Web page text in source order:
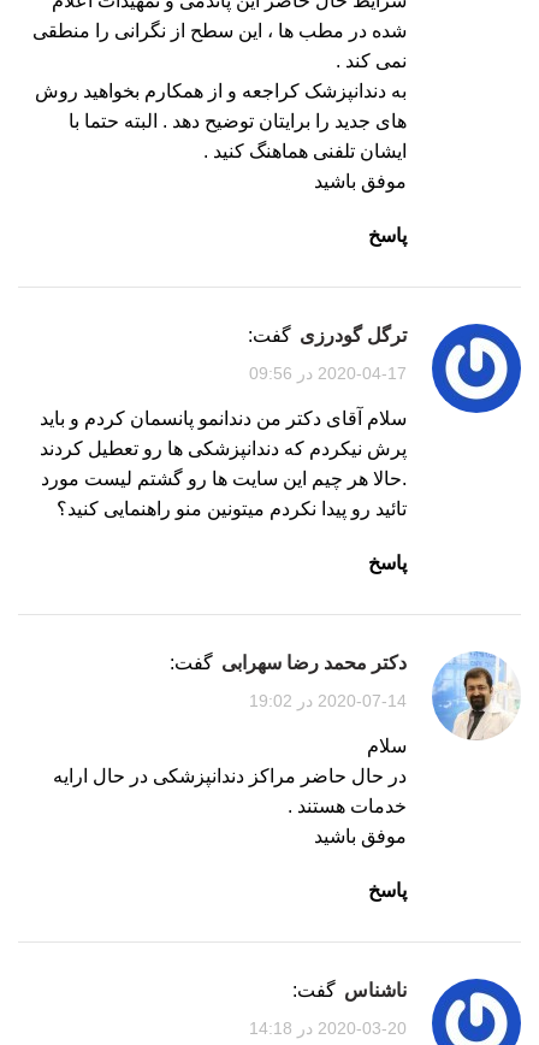
شده در مطب ها ، این سطح از نگرانی را منطقی
نمی کند .
به دندانپزشک کراجعه و از همکارم بخواهید روش
های جدید را برایتان توضیح دهد . البته حتما با
ایشان تلفنی هماهنگ کنید .
موفق باشید
پاسخ
ترگل گودرزی گفت:
2020-04-17 در 09:56
سلام آقای دکتر من دندانمو پانسمان کردم و باید
پرش نیکردم که دندانپزشکی ها رو تعطیل کردند
.حالا هر چیم این سایت ها رو گشتم لیست مورد
تائید رو پیدا نکردم میتونین منو راهنمایی کنید؟
پاسخ
دکتر محمد رضا سهرابی گفت:
2020-07-14 در 19:02
سلام
در حال حاضر مراکز دندانپزشکی در حال ارایه
خدمات هستند .
موفق باشید
پاسخ
ناشناس گفت:
2020-03-20 در 14:18